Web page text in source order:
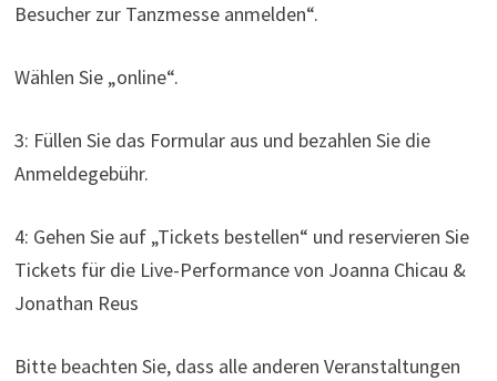
Besucher zur Tanzmesse anmelden“.
Wählen Sie „online“.
3: Füllen Sie das Formular aus und bezahlen Sie die
Anmeldegebühr.
4: Gehen Sie auf „Tickets bestellen“ und reservieren Sie
Tickets für die Live-Performance von Joanna Chicau &
Jonathan Reus
Bitte beachten Sie, dass alle anderen Veranstaltungen